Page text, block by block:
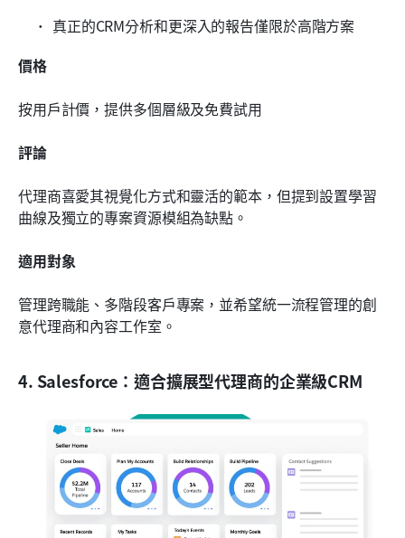
真正的CRM分析和更深入的報告僅限於高階方案
價格
按用戶計價，提供多個層級及免費試用
評論
代理商喜愛其視覺化方式和靈活的範本，但提到設置學習
曲線及獨立的專案資源模組為缺點。
適用對象
管理跨職能、多階段客戶專案，並希望統一流程管理的創
意代理商和內容工作室。
4. Salesforce：適合擴展型代理商的企業級CRM